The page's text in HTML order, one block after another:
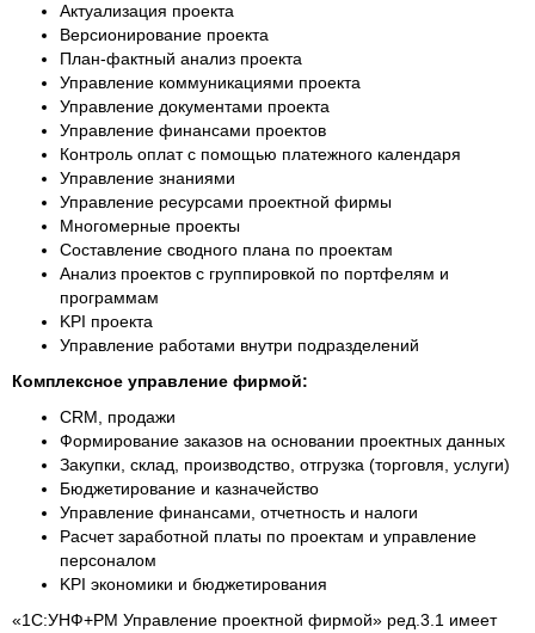
Актуализация проекта
Версионирование проекта
План-фактный анализ проекта
Управление коммуникациями проекта
Управление документами проекта
Управление финансами проектов
Контроль оплат с помощью платежного календаря
Управление знаниями
Управление ресурсами проектной фирмы
Многомерные проекты
Составление сводного плана по проектам
Анализ проектов с группировкой по портфелям и
программам
KPI проекта
Управление работами внутри подразделений
Комплексное управление фирмой:
CRM, продажи
Формирование заказов на основании проектных данных
Закупки, склад, производство, отгрузка (торговля, услуги)
Бюджетирование и казначейство
Управление финансами, отчетность и налоги
Расчет заработной платы по проектам и управление
персоналом
KPI экономики и бюджетирования
«1С:УНФ+PM Управление проектной фирмой» ред.3.1 имеет